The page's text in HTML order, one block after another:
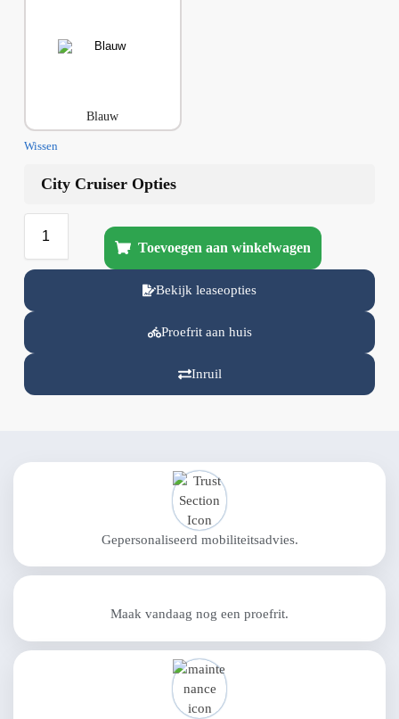
Blauw
Wissen
City Cruiser Opties
Toevoegen aan winkelwagen
Bekijk leaseopties
Proefrit aan huis
Inruil
Gepersonaliseerd mobiliteitsadvies.
Maak vandaag nog een proefrit.